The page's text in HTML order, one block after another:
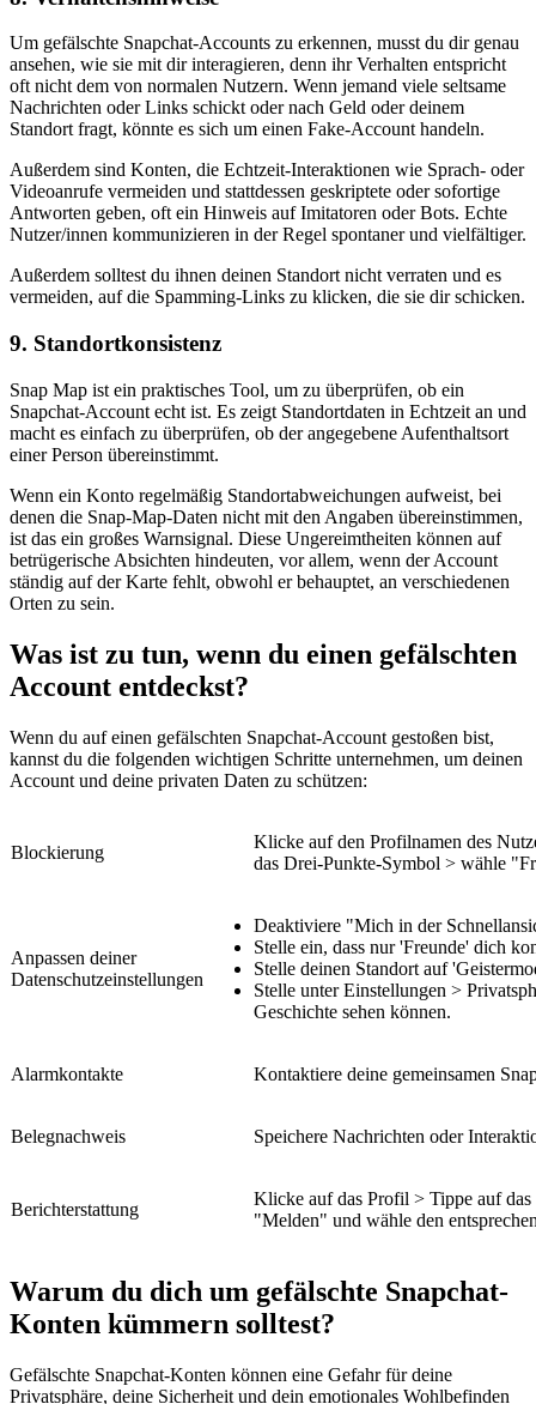
Um gefälschte Snapchat-Accounts zu erkennen, musst du dir genau
ansehen, wie sie mit dir interagieren, denn ihr Verhalten entspricht
oft nicht dem von normalen Nutzern. Wenn jemand viele seltsame
Nachrichten oder Links schickt oder nach Geld oder deinem
Standort fragt, könnte es sich um einen Fake-Account handeln.
Außerdem sind Konten, die Echtzeit-Interaktionen wie Sprach- oder
Videoanrufe vermeiden und stattdessen geskriptete oder sofortige
Antworten geben, oft ein Hinweis auf Imitatoren oder Bots. Echte
Nutzer/innen kommunizieren in der Regel spontaner und vielfältiger.
Außerdem solltest du ihnen deinen Standort nicht verraten und es
vermeiden, auf die Spamming-Links zu klicken, die sie dir schicken.
9. Standortkonsistenz
Snap Map ist ein praktisches Tool, um zu überprüfen, ob ein
Snapchat-Account echt ist. Es zeigt Standortdaten in Echtzeit an und
macht es einfach zu überprüfen, ob der angegebene Aufenthaltsort
einer Person übereinstimmt.
Wenn ein Konto regelmäßig Standortabweichungen aufweist, bei
denen die Snap-Map-Daten nicht mit den Angaben übereinstimmen,
ist das ein großes Warnsignal. Diese Ungereimtheiten können auf
betrügerische Absichten hindeuten, vor allem, wenn der Account
ständig auf der Karte fehlt, obwohl er behauptet, an verschiedenen
Orten zu sein.
Was ist zu tun, wenn du einen gefälschten
Account entdeckst?
Wenn du auf einen gefälschten Snapchat-Account gestoßen bist,
kannst du die folgenden wichtigen Schritte unternehmen, um deinen
Account und deine privaten Daten zu schützen:
Blockierung
Klicke auf den Profilnamen des
das Drei-Punkte-Symbol > wähle
Anpassen deiner
Datenschutzeinstellungen
Deaktiviere "Mich in der
Stelle ein, dass nur 'Freunde' dich
Stelle deinen Standort auf
Stelle unter Einstellungen >
Geschichte sehen können.
Alarmkontakte Kontaktiere deine gemeinsamen
Belegnachweis Speichere Nachrichten oder
Berichterstattung
Klicke auf das Profil > Tippe auf
"Melden" und wähle den
Warum du dich um gefälschte Snapchat-
Konten kümmern solltest?
Gefälschte Snapchat-Konten können eine Gefahr für deine
Privatsphäre, deine Sicherheit und dein emotionales Wohlbefinden